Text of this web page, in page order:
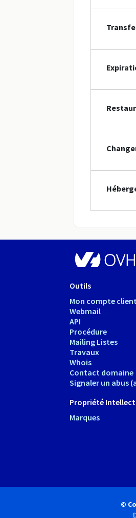
Outils
Mon compte client
Webmail
API
Procédure
Mailing Listes
Travaux
Whois
Contact domaine
Signaler un abus
Propriété
Marques
©